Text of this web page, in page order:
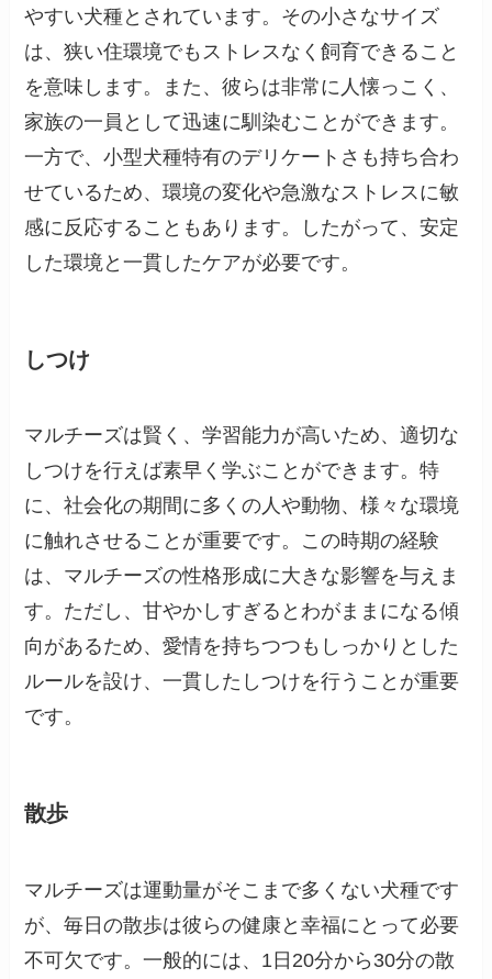
やすい犬種とされています。その小さなサイズ
は、狭い住環境でもストレスなく飼育できること
を意味します。また、彼らは非常に人懐っこく、
家族の一員として迅速に馴染むことができます。
一方で、小型犬種特有のデリケートさも持ち合わ
せているため、環境の変化や急激なストレスに敏
感に反応することもあります。したがって、安定
した環境と一貫したケアが必要です。
しつけ
マルチーズは賢く、学習能力が高いため、適切な
しつけを行えば素早く学ぶことができます。特
に、社会化の期間に多くの人や動物、様々な環境
に触れさせることが重要です。この時期の経験
は、マルチーズの性格形成に大きな影響を与えま
す。ただし、甘やかしすぎるとわがままになる傾
向があるため、愛情を持ちつつもしっかりとした
ルールを設け、一貫したしつけを行うことが重要
です。
散歩
マルチーズは運動量がそこまで多くない犬種です
が、毎日の散歩は彼らの健康と幸福にとって必要
不可欠です。一般的には、1日20分から30分の散